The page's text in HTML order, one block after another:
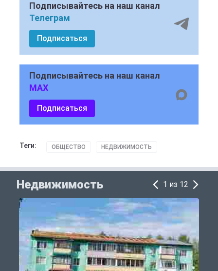
Подписывайтесь на наш канал
Телеграм
Подписаться
Подписывайтесь на наш канал
MAX
Подписаться
Теги: ОБЩЕСТВО НЕДВИЖИМОСТЬ
Недвижимость 1 из 12